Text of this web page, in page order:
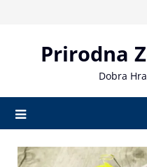
Prirodna
Dobra